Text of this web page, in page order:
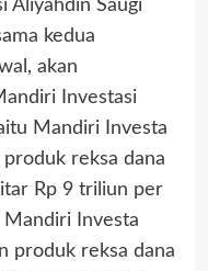
Aliyahdin Saugi
kedua
akan
Investasi
Mandiri Investa
produk reksa dana
Rp 9 triliun per
Mandiri Investa
produk reksa dana